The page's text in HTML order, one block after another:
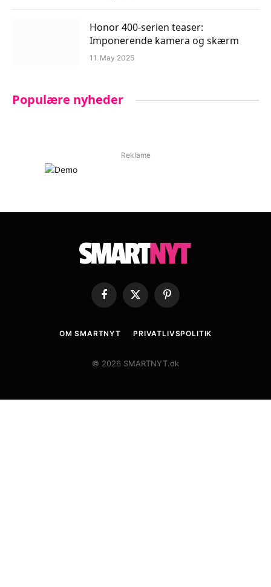
Honor 400-serien teaser:
Imponerende kamera og skærm
11. May 2025
Populære nyheder
Reklame
Facebook
X
Pinterest
OM SMARTNYT PRIVATLIVSPOLITIK
© 2026 SMARTNYT.dk